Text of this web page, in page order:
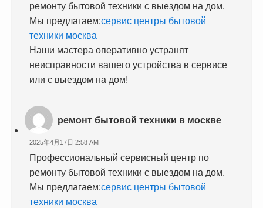
ремонту бытовой техники с выездом на дом.
Мы предлагаем:сервис центры бытовой
техники москва
Наши мастера оперативно устранят
неисправности вашего устройства в сервисе
или с выездом на дом!
ремонт бытовой техники в москве
2025年4月17日 2:58 AM
Профессиональный сервисный центр по
ремонту бытовой техники с выездом на дом.
Мы предлагаем:сервис центры бытовой
техники москва